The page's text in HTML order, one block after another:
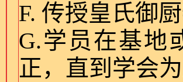
F. 传授皇氏御
G.学员在基地
正，直到学会为